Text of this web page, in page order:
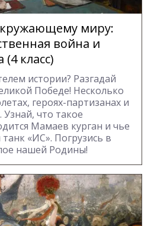
миру:
война и
класс)
истории? Разгадай
Победе! Несколько
героях-партизанах и
Узнай, что такое
Мамаев курган и чье
«ИС». Погрузись в
нашей Родины!